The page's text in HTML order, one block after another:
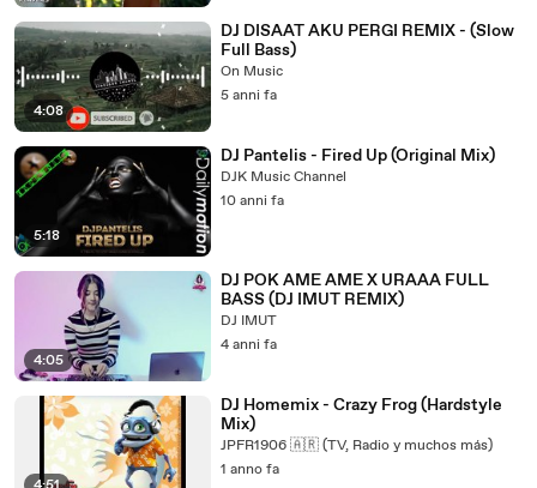
4:08
DJ DISAAT AKU PERGI REMIX - (Slow
Full Bass)
On Music
5 anni fa
5:18
DJ Pantelis - Fired Up (Original Mix)
DJK Music Channel
10 anni fa
4:05
DJ POK AME AME X URAAA FULL
BASS (DJ IMUT REMIX)
DJ IMUT
4 anni fa
DJ Homemix - Crazy Frog (Hardstyle
Mix)
JPFR1906 🇦🇷 (TV, Radio y muchos más)
1 anno fa